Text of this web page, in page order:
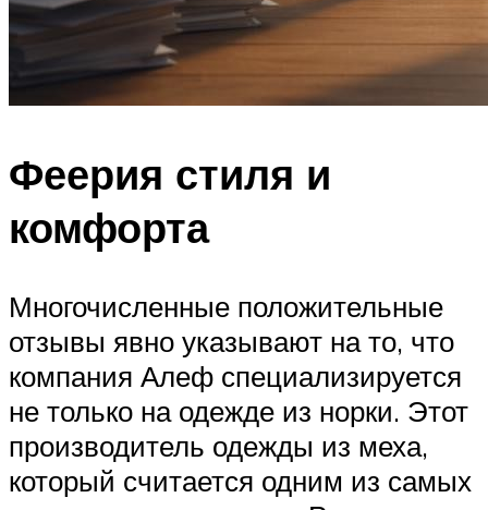
Феерия стиля и
комфорта
Многочисленные положительные
отзывы явно указывают на то, что
компания Алеф специализируется
не только на одежде из норки. Этот
производитель одежды из меха,
который считается одним из самых